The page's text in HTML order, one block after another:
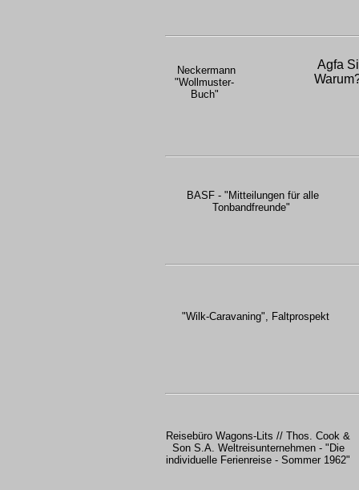
Neckermann
"Wollmuster-
Buch"
Agfa
BASF - "Mitteilungen für alle
Tonbandfreunde"
"Wilk-Caravaning", Faltprospekt
Reisebüro Wagons-Lits // Thos. Cook &
Son S.A. Weltreisunternehmen - "Die
individuelle Ferienreise - Sommer 1962"